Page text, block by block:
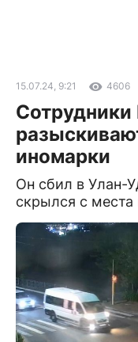
15.07.24, 9:21 4606
иномарки
Он сбил в Улан-
скрылся с